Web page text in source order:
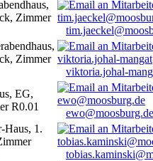
Zimmer
Zimmer
viktoria.johal-
EG,
R0.01
ewo@moosburg.de
Haus, 1.